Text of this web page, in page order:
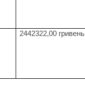
2442322,00 гривень